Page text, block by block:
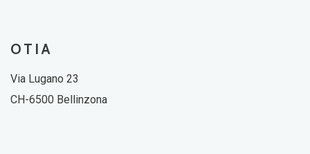
OTIA
Via Lugano 23
CH-6500 Bellinzona